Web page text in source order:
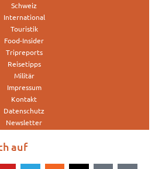
Schweiz
International
Touristik
Food-Insider
Tripreports
Reisetipps
Militär
Impressum
Kontakt
Datenschutz
Newsletter
auf